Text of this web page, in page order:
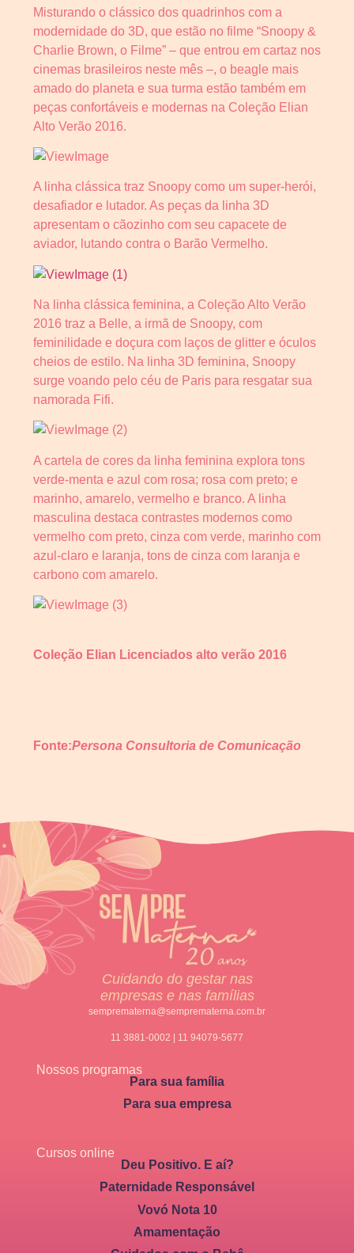
Misturando o clássico dos quadrinhos com a
modernidade do 3D, que estão no filme “Snoopy &
Charlie Brown, o Filme” – que entrou em cartaz nos
cinemas brasileiros neste mês –, o beagle mais
amado do planeta e sua turma estão também em
peças confortáveis e modernas na Coleção Elian
Alto Verão 2016.
A linha clássica traz Snoopy como um super-herói,
desafiador e lutador. As peças da linha 3D
apresentam o cãozinho com seu capacete de
aviador, lutando contra o Barão Vermelho.
Na linha clássica feminina, a Coleção Alto Verão
2016 traz a Belle, a irmã de Snoopy, com
feminilidade e doçura com laços de glitter e óculos
cheios de estilo. Na linha 3D feminina, Snoopy
surge voando pelo céu de Paris para resgatar sua
namorada Fifi.
A cartela de cores da linha feminina explora tons
verde-menta e azul com rosa; rosa com preto; e
marinho, amarelo, vermelho e branco. A linha
masculina destaca contrastes modernos como
vermelho com preto, cinza com verde, marinho com
azul-claro e laranja, tons de cinza com laranja e
carbono com amarelo.
Coleção Elian Licenciados alto verão 2016
Fonte:Persona Consultoria de Comunicação
Cuidando do gestar nas
empresas e nas famílias
semprematerna@semprematerna.com.br
11 3881-0002 | 11 94079-5677
Nossos programas
Para sua família
Para sua empresa
Cursos online
Deu Positivo. E aí?
Paternidade Responsável
Vovó Nota 10
Amamentação